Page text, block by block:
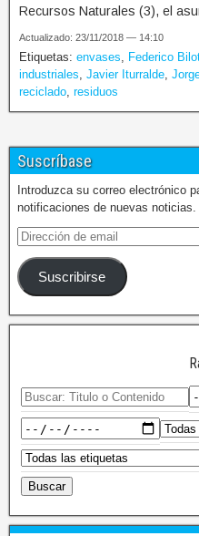
Recursos Naturales (3), el
Actualizado: 23/11/2018 — 14:10
Etiquetas: envases Federico
industriales Javier Iturralde
reciclado residuos
Suscríbase
Introduzca su correo electrónico
notificaciones de nuevas noticias.
Suscribirse